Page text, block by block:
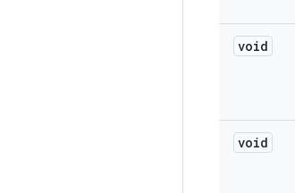
void
void